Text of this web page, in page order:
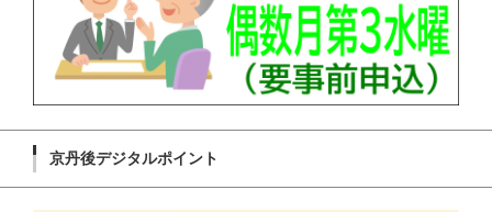
京丹後デジタルポイント